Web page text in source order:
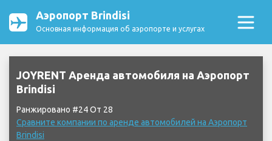
Аэропорт Brindisi
Основная информация об аэропорте и услугах
JOYRENT Аренда автомобиля на Аэропорт
Brindisi
Ранжировано #24 От 28
Сравните компании по аренде автомобилей на Аэропорт
Brindisi